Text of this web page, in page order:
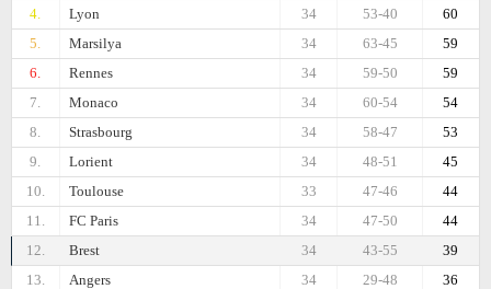
4.
Lyon 60
53-40
34
5.
Marsilya 59
63-45
34
6.
Rennes 59
59-50
34
7.
Monaco 54
60-54
34
8.
Strasbourg 53
58-47
34
9.
Lorient 45
48-51
34
10.
Toulouse 44
47-46
33
11.
FC Paris 44
47-50
34
12.
Brest 39
43-55
34
13.
Angers 36
29-48
34